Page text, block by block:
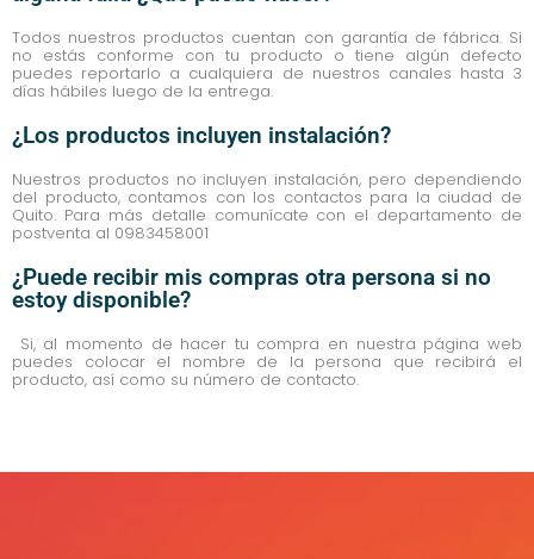
Todos nuestros productos cuentan con garantía de fábrica. Si
no estás conforme con tu producto o tiene algún defecto
puedes reportarlo a cualquiera de nuestros canales hasta 3
días hábiles luego de la entrega.
¿Los productos incluyen instalación?
Nuestros productos no incluyen instalación, pero dependiendo
del producto, contamos con los contactos para la ciudad de
Quito. Para más detalle comunícate con el departamento de
postventa al 0983458001
¿Puede recibir mis compras otra persona si no
estoy disponible?
Si, al momento de hacer tu compra en nuestra página web
puedes colocar el nombre de la persona que recibirá el
producto, así como su número de contacto.